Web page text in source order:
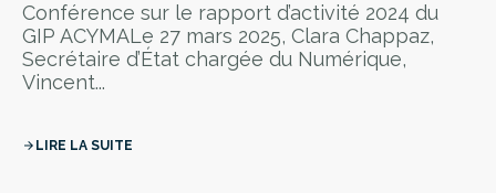
Conférence sur le rapport d’activité 2024 du
GIP ACYMALe 27 mars 2025, Clara Chappaz,
Secrétaire d’État chargée du Numérique,
Vincent...
arrow_forward LIRE LA SUITE